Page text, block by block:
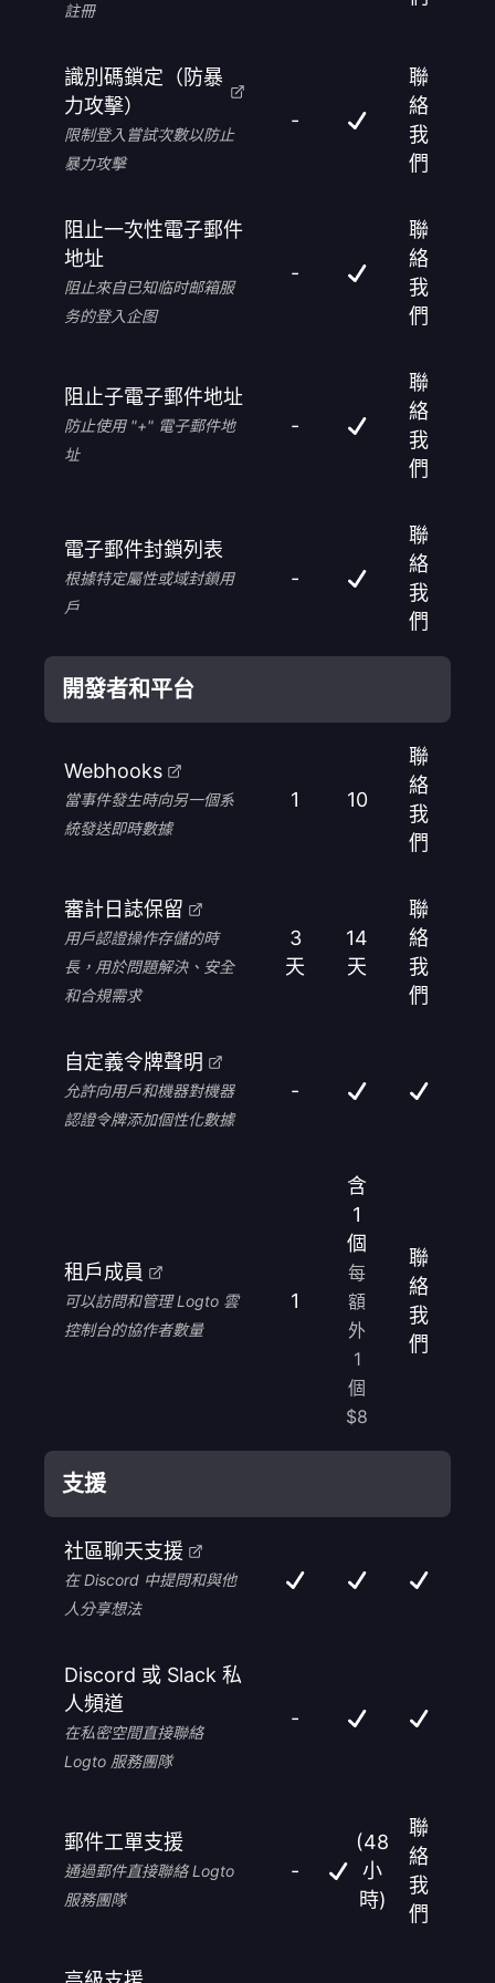
註冊
識別碼鎖定（防暴
力攻擊）
限制登入嘗試次數以防止
暴力攻擊
-
聯
絡
我
們
阻止一次性電子郵件
地址
阻止來自已知临时邮箱服
务的登入企图
-
聯
絡
我
們
阻止子電子郵件地址
防止使用 "+" 電子郵件地
址
-
聯
絡
我
們
電子郵件封鎖列表
根據特定屬性或域封鎖用
戶
-
聯
絡
我
們
開發者和平台
Webhooks
當事件發生時向另一個系
統發送即時數據
1 10
聯
絡
我
們
審計日誌保留
用戶認證操作存儲的時
長，用於問題解決、安全
和合規需求
3
天
14
天
聯
絡
我
們
自定義令牌聲明
允許向用戶和機器對機器
認證令牌添加個性化數據
-
租戶成員
可以訪問和管理 Logto 雲
控制台的協作者數量
1
含
1
個
每
額
外
1
個
$8
聯
絡
我
們
支援
社區聊天支援
在 Discord 中提問和與他
人分享想法
Discord 或 Slack 私
人頻道
在私密空間直接聯絡
Logto 服務團隊
-
郵件工單支援
通過郵件直接聯絡 Logto
服務團隊
-
(48
小
時)
聯
絡
我
們